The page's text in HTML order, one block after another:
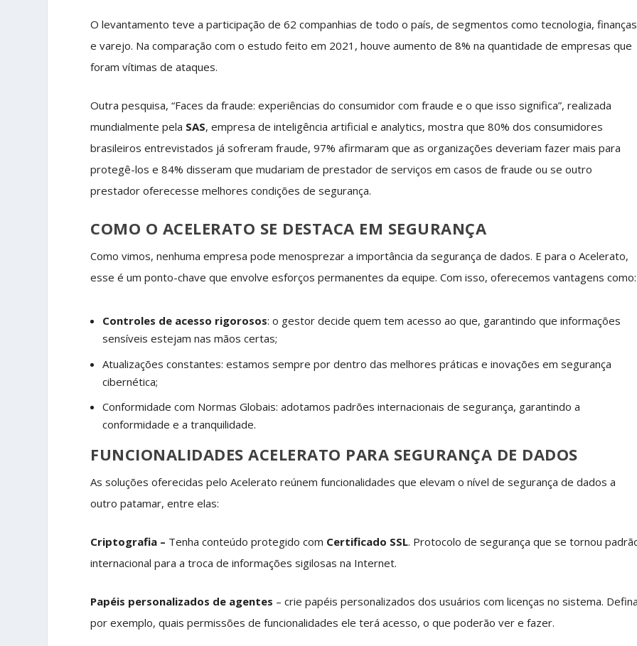
O levantamento teve a participação de 62 companhias de todo o país, de segmentos como tecnologia, finanças
e varejo. Na comparação com o estudo feito em 2021, houve aumento de 8% na quantidade de empresas que
foram vítimas de ataques.
Outra pesquisa, “Faces da fraude: experiências do consumidor com fraude e o que isso significa”, realizada
mundialmente pela SAS, empresa de inteligência artificial e analytics, mostra que 80% dos consumidores
brasileiros entrevistados já sofreram fraude, 97% afirmaram que as organizações deveriam fazer mais para
protegê-los e 84% disseram que mudariam de prestador de serviços em casos de fraude ou se outro
prestador oferecesse melhores condições de segurança.
COMO O ACELERATO SE DESTACA EM SEGURANÇA
Como vimos, nenhuma empresa pode menosprezar a importância da segurança de dados. E para o Acelerato,
esse é um ponto-chave que envolve esforços permanentes da equipe. Com isso, oferecemos vantagens como:
Controles de acesso rigorosos: o gestor decide quem tem acesso ao que, garantindo que informações
sensíveis estejam nas mãos certas;
Atualizações constantes: estamos sempre por dentro das melhores práticas e inovações em segurança
cibernética;
Conformidade com Normas Globais: adotamos padrões internacionais de segurança, garantindo a
conformidade e a tranquilidade.
FUNCIONALIDADES ACELERATO PARA SEGURANÇA DE DADOS
As soluções oferecidas pelo Acelerato reúnem funcionalidades que elevam o nível de segurança de dados a
outro patamar, entre elas:
Criptografia – Tenha conteúdo protegido com Certificado SSL. Protocolo de segurança que se tornou
internacional para a troca de informações sigilosas na Internet.
Papéis personalizados de agentes – crie papéis personalizados dos usuários com licenças no sistema.
por exemplo, quais permissões de funcionalidades ele terá acesso, o que poderão ver e fazer.